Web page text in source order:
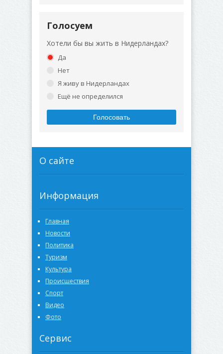
Голосуем
Хотели бы вы жить в Нидерландах?
Да
Нет
Я живу в Нидерландах
Ещё не определился
Голосовать
О сайте
Информация
Главная
Новости
Политика
Туризм
Культура
Происшествия
Спорт
Видео
Фото
Сервис